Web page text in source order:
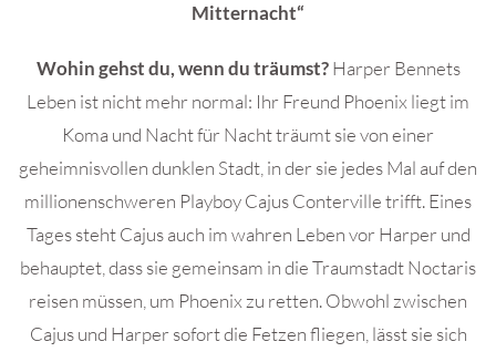
Mitternacht“
Wohin gehst du, wenn du träumst?Harper Bennets
Leben ist nicht mehr normal: Ihr Freund Phoenix liegt im
Koma und Nacht für Nacht träumt sie von einer
geheimnisvollen dunklen Stadt, in der sie jedes Mal auf den
millionenschweren Playboy Cajus Conterville trifft. Eines
Tages steht Cajus auch im wahren Leben vor Harper und
behauptet, dass sie gemeinsam in die Traumstadt Noctaris
reisen müssen, um Phoenix zu retten. Obwohl zwischen
Cajus und Harper sofort die Fetzen fliegen, lässt sie sich